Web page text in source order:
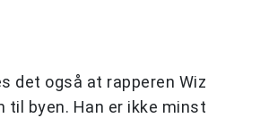
det også at rapperen Wiz
til byen. Han er ikke minst